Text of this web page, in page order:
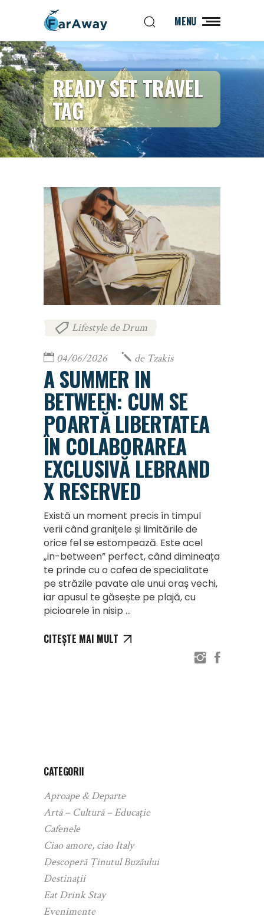
MENU
READY SET TRAVEL
TAG
Lifestyle de Drum
04/06/2026 de Tzakis
A SUMMER IN
BETWEEN: CUM SE
POARTĂ LIBERTATEA
ÎN COLABORAREA
EXCLUSIVĂ LEBRAND
X RESERVED
Există un moment precis în timpul
verii când granițele și limitările de
orice fel se estompează. Este acel
„in-between” perfect, când dimineața
te prinde cu o cafea de specialitate
pe străzile pavate ale unui oraș vechi,
iar apusul te găsește pe plajă, cu
picioarele în nisip
CITEȘTE MAI MULT
CATEGORII
Aproape & Departe
Artă – Cultură – Educație
Cafenele
Ciao amore, ciao Italy
Descoperă Ținutul Buzăului
Destinații
Eat Drink Stay
Evenimente